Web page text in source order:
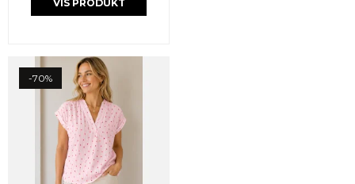
VIS PRODUKT
-70%